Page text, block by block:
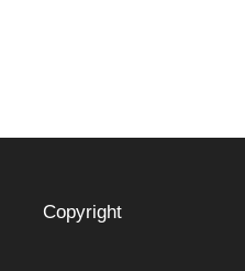
Copyright